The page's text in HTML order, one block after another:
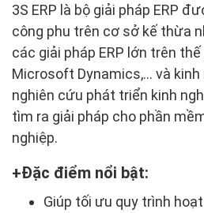
3S ERP là bộ giải pháp ERP
công phu trên cơ sở kế thừa
các giải pháp ERP lớn trên thế
Microsoft Dynamics,... và
nghiên cứu phát triển kinh
tìm ra giải pháp cho phần
nghiệp.
Đặc điểm nổi bật:
Giúp tối ưu quy trình